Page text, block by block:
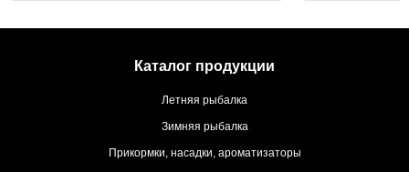
Каталог продукции
Летняя рыбалка
Зимняя рыбалка
Прикормки, насадки, ароматизаторы